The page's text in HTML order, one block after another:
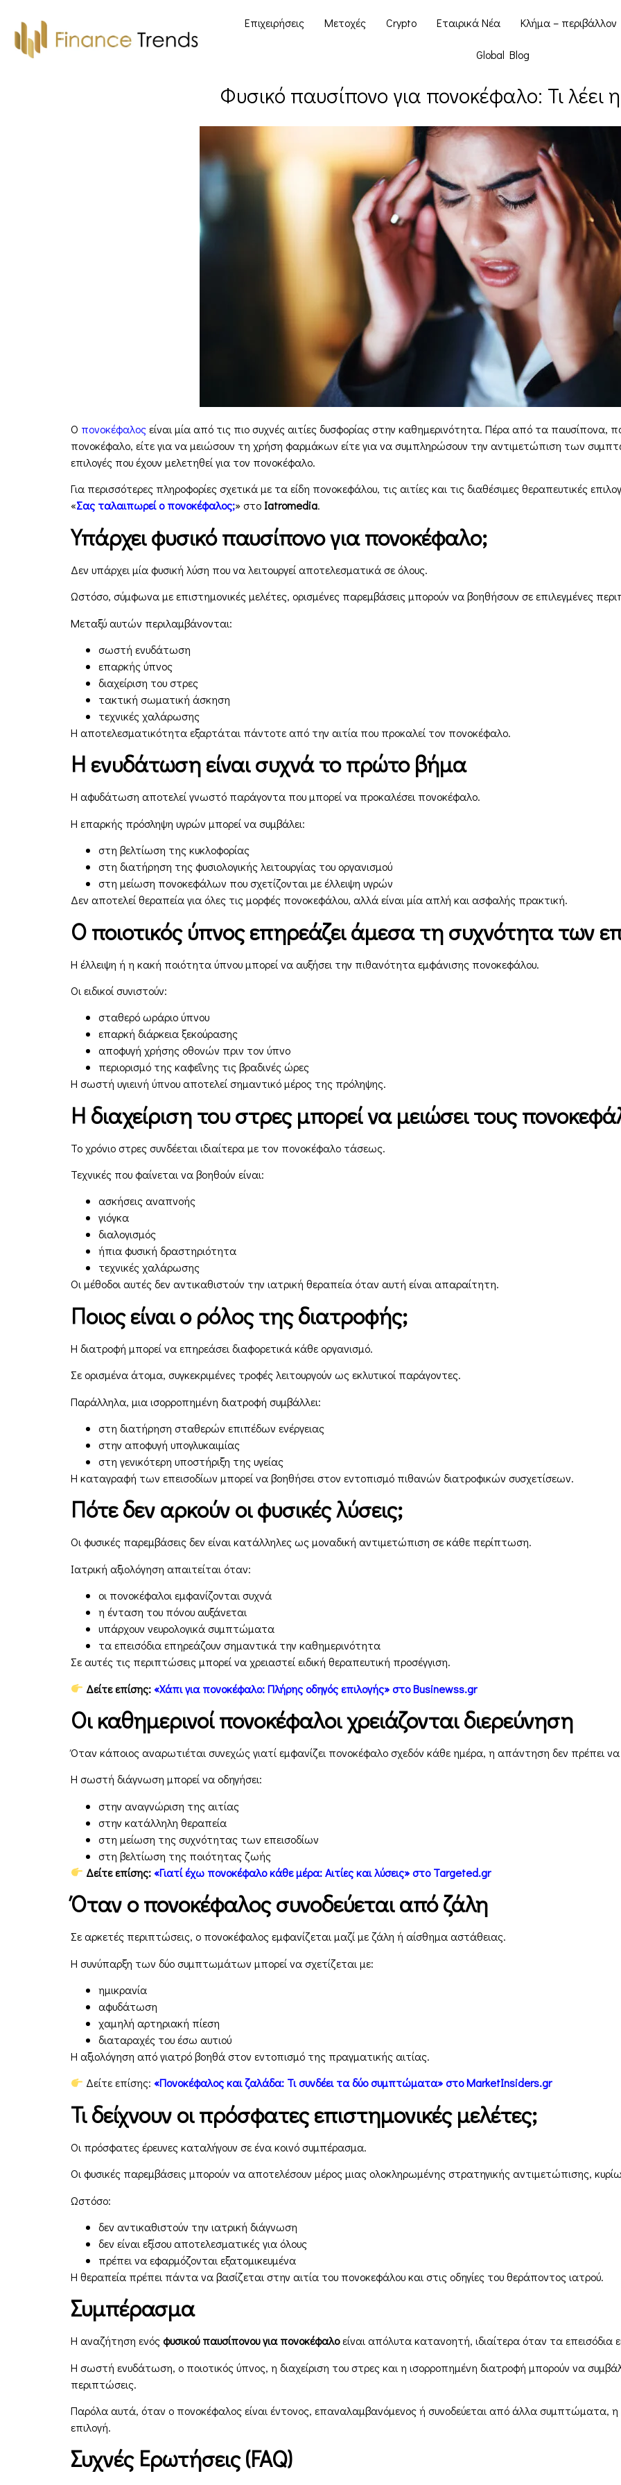
Επιχειρήσεις Μετοχές Crypto Εταιρικά Νέα Κλήμα – περιβάλλον
Global Blog
Φυσικό παυσίπονο για πονοκέφαλο: Τι λέει
Ο πονοκέφαλοςείναι μία από τις πιο συχνές αιτίες δυσφορίας στην καθημερινότητα. Πέρα από τα παυσίπονα,
πονοκέφαλο, είτε για να μειώσουν τη χρήση φαρμάκων είτε για να συμπληρώσουν την αντιμετώπιση των
επιλογές που έχουν μελετηθεί για τον πονοκέφαλο.
Για περισσότερες πληροφορίες σχετικά με τα είδη πονοκεφάλου, τις αιτίες και τις διαθέσιμες θεραπευτικές
«Σας ταλαιπωρεί ο πονοκέφαλος;» στο Iatromedia.
Υπάρχει φυσικό παυσίπονο για πονοκέφαλο;
Δεν υπάρχει μία φυσική λύση που να λειτουργεί αποτελεσματικά σε όλους.
Ωστόσο, σύμφωνα με επιστημονικές μελέτες, ορισμένες παρεμβάσεις μπορούν να βοηθήσουν σε επιλεγμένες
Μεταξύ αυτών περιλαμβάνονται:
σωστή ενυδάτωση
επαρκής ύπνος
διαχείριση του στρες
τακτική σωματική άσκηση
τεχνικές χαλάρωσης
Η αποτελεσματικότητα εξαρτάται πάντοτε από την αιτία που προκαλεί τον πονοκέφαλο.
Η ενυδάτωση είναι συχνά το πρώτο βήμα
Η αφυδάτωση αποτελεί γνωστό παράγοντα που μπορεί να προκαλέσει πονοκέφαλο.
Η επαρκής πρόσληψη υγρών μπορεί να συμβάλει:
στη βελτίωση της κυκλοφορίας
στη διατήρηση της φυσιολογικής λειτουργίας του οργανισμού
στη μείωση πονοκεφάλων που σχετίζονται με έλλειψη υγρών
Δεν αποτελεί θεραπεία για όλες τις μορφές πονοκεφάλου, αλλά είναι μία απλή και ασφαλής πρακτική.
Ο ποιοτικός ύπνος επηρεάζει άμεσα τη συχνότητα των
Η έλλειψη ή η κακή ποιότητα ύπνου μπορεί να αυξήσει την πιθανότητα εμφάνισης πονοκεφάλου.
Οι ειδικοί συνιστούν:
σταθερό ωράριο ύπνου
επαρκή διάρκεια ξεκούρασης
αποφυγή χρήσης οθονών πριν τον ύπνο
περιορισμό της καφεΐνης τις βραδινές ώρες
Η σωστή υγιεινή ύπνου αποτελεί σημαντικό μέρος της πρόληψης.
Η διαχείριση του στρες μπορεί να μειώσει τους
Το χρόνιο στρες συνδέεται ιδιαίτερα με τον πονοκέφαλο τάσεως.
Τεχνικές που φαίνεται να βοηθούν είναι:
ασκήσεις αναπνοής
γιόγκα
διαλογισμός
ήπια φυσική δραστηριότητα
τεχνικές χαλάρωσης
Οι μέθοδοι αυτές δεν αντικαθιστούν την ιατρική θεραπεία όταν αυτή είναι απαραίτητη.
Ποιος είναι ο ρόλος της διατροφής;
Η διατροφή μπορεί να επηρεάσει διαφορετικά κάθε οργανισμό.
Σε ορισμένα άτομα, συγκεκριμένες τροφές λειτουργούν ως εκλυτικοί παράγοντες.
Παράλληλα, μια ισορροπημένη διατροφή συμβάλλει:
στη διατήρηση σταθερών επιπέδων ενέργειας
στην αποφυγή υπογλυκαιμίας
στη γενικότερη υποστήριξη της υγείας
Η καταγραφή των επεισοδίων μπορεί να βοηθήσει στον εντοπισμό πιθανών διατροφικών συσχετίσεων.
Πότε δεν αρκούν οι φυσικές λύσεις;
Οι φυσικές παρεμβάσεις δεν είναι κατάλληλες ως μοναδική αντιμετώπιση σε κάθε περίπτωση.
Ιατρική αξιολόγηση απαιτείται όταν:
οι πονοκέφαλοι εμφανίζονται συχνά
η ένταση του πόνου αυξάνεται
υπάρχουν νευρολογικά συμπτώματα
τα επεισόδια επηρεάζουν σημαντικά την καθημερινότητα
Σε αυτές τις περιπτώσεις μπορεί να χρειαστεί ειδική θεραπευτική προσέγγιση.
Δείτε επίσης:«Χάπι για πονοκέφαλο: Πλήρης οδηγός επιλογής» στο Businewss.gr
Οι καθημερινοί πονοκέφαλοι χρειάζονται διερεύνηση
Όταν κάποιος αναρωτιέται συνεχώς γιατί εμφανίζει πονοκέφαλο σχεδόν κάθε ημέρα, η απάντηση δεν πρέπει να
Η σωστή διάγνωση μπορεί να οδηγήσει:
στην αναγνώριση της αιτίας
στην κατάλληλη θεραπεία
στη μείωση της συχνότητας των επεισοδίων
στη βελτίωση της ποιότητας ζωής
Δείτε επίσης:«Γιατί έχω πονοκέφαλο κάθε μέρα: Αιτίες και λύσεις» στο Targeted.gr
Όταν ο πονοκέφαλος συνοδεύεται από ζάλη
Σε αρκετές περιπτώσεις, ο πονοκέφαλος εμφανίζεται μαζί με ζάλη ή αίσθημα αστάθειας.
Η συνύπαρξη των δύο συμπτωμάτων μπορεί να σχετίζεται με:
ημικρανία
αφυδάτωση
χαμηλή αρτηριακή πίεση
διαταραχές του έσω αυτιού
Η αξιολόγηση από γιατρό βοηθά στον εντοπισμό της πραγματικής αιτίας.
Δείτε επίσης:«Πονοκέφαλος και ζαλάδα: Τι συνδέει τα δύο συμπτώματα» στο MarketInsiders.gr
Τι δείχνουν οι πρόσφατες επιστημονικές μελέτες;
Οι πρόσφατες έρευνες καταλήγουν σε ένα κοινό συμπέρασμα.
Οι φυσικές παρεμβάσεις μπορούν να αποτελέσουν μέρος μιας ολοκληρωμένης στρατηγικής αντιμετώπισης,
Ωστόσο:
δεν αντικαθιστούν την ιατρική διάγνωση
δεν είναι εξίσου αποτελεσματικές για όλους
πρέπει να εφαρμόζονται εξατομικευμένα
Η θεραπεία πρέπει πάντα να βασίζεται στην αιτία του πονοκεφάλου και στις οδηγίες του θεράποντος ιατρού.
Συμπέρασμα
Η αναζήτηση ενόςφυσικού παυσίπονου για πονοκέφαλοείναι απόλυτα κατανοητή, ιδιαίτερα όταν τα επεισόδια
Η σωστή ενυδάτωση, ο ποιοτικός ύπνος, η διαχείριση του στρες και η ισορροπημένη διατροφή μπορούν να
περιπτώσεις.
Παρόλα αυτά, όταν ο πονοκέφαλος είναι έντονος, επαναλαμβανόμενος ή συνοδεύεται από άλλα συμπτώματα, η
επιλογή.
Συχνές Ερωτήσεις (FAQ)